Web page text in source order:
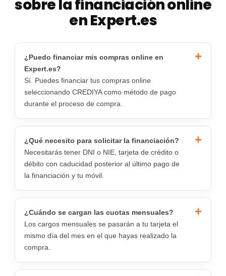
sobre la financiación online
en Expert.es
¿Puedo financiar mis compras online en
Expert.es?
Sí. Puedes financiar tus compras online
seleccionando CREDIYA como método de pago
durante el proceso de compra.
¿Qué necesito para solicitar la financiación?
Necesitarás tener DNI o NIE, tarjeta de crédito o
débito con caducidad posterior al último pago de
la financiación y tu móvil.
¿Cuándo se cargan las cuotas mensuales?
Los cargos mensuales se pasarán a tu tarjeta el
mismo día del mes en el que hayas realizado la
compra.